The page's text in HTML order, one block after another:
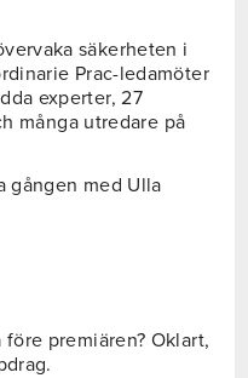
säkerheten i
Prac-ledamöter
experter, 27
många utredare på
gången med Ulla
premiären? Oklart,